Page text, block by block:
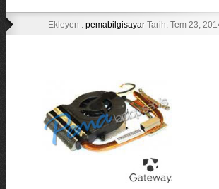
Ekleyen : pemabilgisayarTarih: Tem 23,